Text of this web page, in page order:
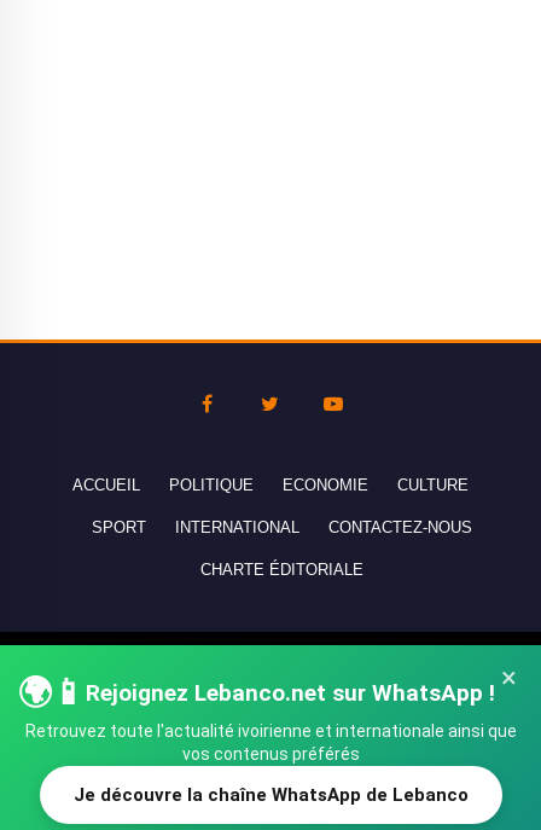
SHARE TWEET
×
🌍📱 Rejoignez Lebanco.net sur WhatsApp !
Retrouvez toute l'actualité ivoirienne et internationale ainsi que
vos contenus préférés
Je découvre la chaîne WhatsApp de Lebanco
ACCUEIL POLITIQUE ECONOMIE CULTURE
SPORT INTERNATIONAL CONTACTEZ-NOUS
CHARTE ÉDITORIALE
réservés - All rights reserved.